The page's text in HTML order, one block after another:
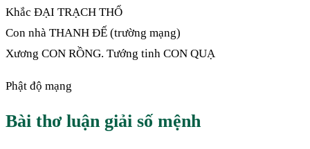
Khắc ĐẠI TRẠCH THỔ
Con nhà THANH ĐẾ (trường mạng)
Xương CON RỒNG. Tướng tinh CON QUẠ
Phật độ mạng
Bài thơ luận giải số mệnh